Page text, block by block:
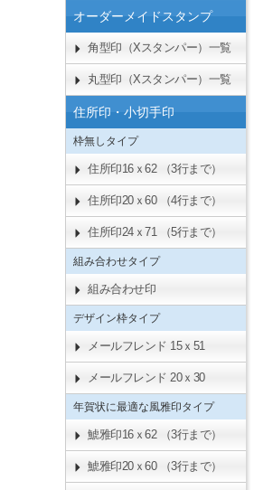
オーダーメイドスタンプ
角型印（Xスタンパー）一覧
丸型印（Xスタンパー）一覧
住所印・小切手印
枠無しタイプ
住所印16ｘ62 （3行まで）
住所印20ｘ60 （4行まで）
住所印24ｘ71 （5行まで）
組み合わせタイプ
組み合わせ印
デザイン枠タイプ
メールフレンド 15ｘ51
メールフレンド 20ｘ30
年賀状に最適な風雅印タイプ
鯱雅印16ｘ62 （3行まで）
鯱雅印20ｘ60 （3行まで）